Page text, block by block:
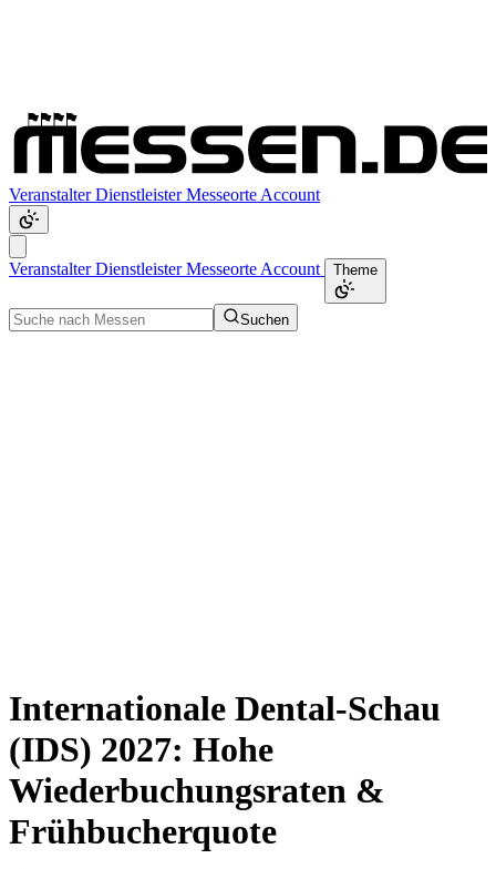
VeranstalterDienstleisterMesseorte Account
VeranstalterDienstleisterMesseorte Account Theme
Suchen
Internationale Dental-Schau
(IDS) 2027: Hohe
Wiederbuchungsraten &
Frühbucherquote